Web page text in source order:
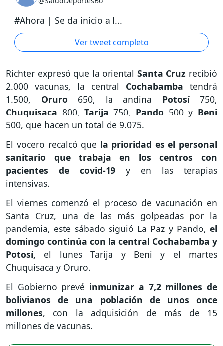
#Ahora | Se da inicio a l...
Ver tweet completo
Richter expresó que la oriental Santa Cruz recibió
2.000 vacunas, la central Cochabamba tendrá
1.500, Oruro 650, la andina Potosí 750,
Chuquisaca 800,Tarija750, Pando 500 y Beni
500, que hacen un total de 9.075.
El vocero recalcó que la prioridad es el personal
sanitario que trabaja en los centros con
pacientes de covid-19 y en las terapias
intensivas.
El viernes comenzó el proceso de vacunación en
Santa Cruz, una de las más golpeadas por la
pandemia, este sábado siguió La Paz y Pando, el
domingo continúa con la central Cochabamba y
Potosí, el lunes Tarija y Beni y el martes
Chuquisaca y Oruro.
El Gobierno prevé inmunizar a 7,2 millones de
bolivianos de una población de unos once
millones, con la adquisición de más de 15
millones de vacunas.